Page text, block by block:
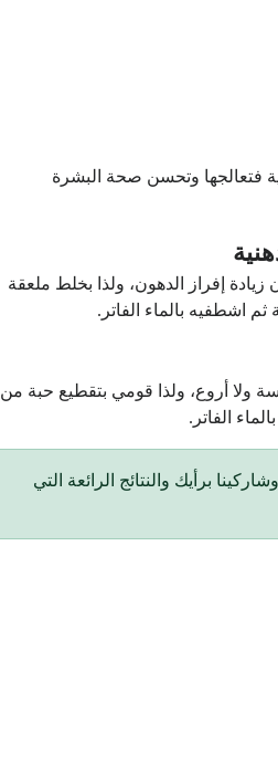
فتعالجها وتحسن صحة البشرة
إفراز الدهون، ولذا بخلط ملعقة
ولا أروع، ولذا قومي بتقطيع حبة من
وشاركينا برأيك والنتائج الرائعة التي